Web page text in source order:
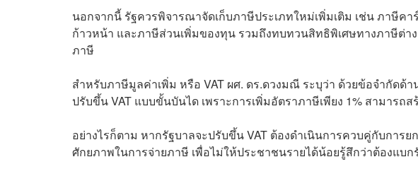
นอกจากนี้ รัฐควรพิจารณาจัดเก็บภาษีประเภทใหม่เพิ่มเติม เช่น ภาษี
ก้าวหน้า และภาษีส่วนเพิ่มของทุน รวมถึงทบทวนสิทธิพิเศษทางภาษีต่า
ภาษี
สำหรับภาษีมูลค่าเพิ่ม หรือ VAT ผศ. ดร.ดวงมณี ระบุว่า ด้วยข้อจำกัดด้
ปรับขึ้น VAT แบบขั้นบันได เพราะการเพิ่มอัตราภาษีเพียง 1% สามาร
อย่างไรก็ตาม หากรัฐบาลจะปรับขึ้น VAT ต้องดำเนินการควบคู่กับการ
ศักยภาพในการจ่ายภาษี เพื่อไม่ให้ประชาชนรายได้น้อยรู้สึกว่าต้องแบก